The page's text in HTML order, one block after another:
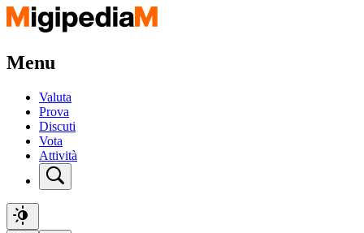
Menu
Valuta
Prova
Discuti
Vota
Attività